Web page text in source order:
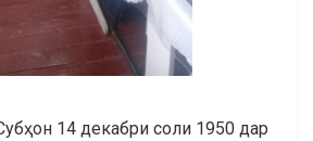
14 декабри соли 1950 дар